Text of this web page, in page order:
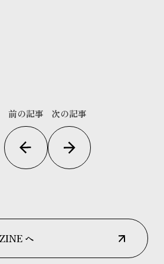
前の記事 次の記事
へ